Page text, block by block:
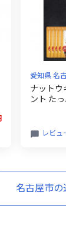
愛知県 名
ナットウ
ント た
レビュ
名古屋市の